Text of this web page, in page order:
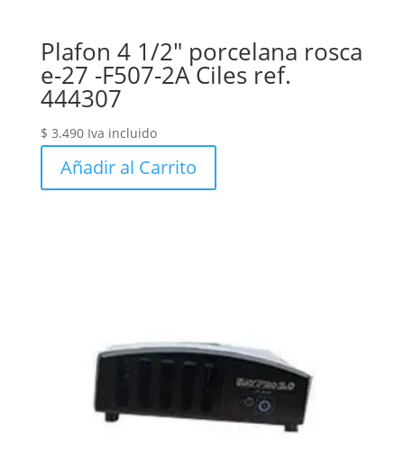
Plafon 4 1/2″ porcelana rosca
e-27 -F507-2A Ciles ref.
444307
$ 3.490 Iva incluido
Añadir al Carrito